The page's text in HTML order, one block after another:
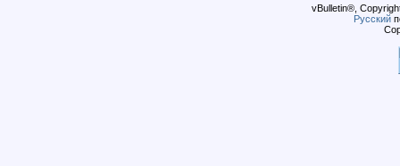
vBulletin®,
Русский